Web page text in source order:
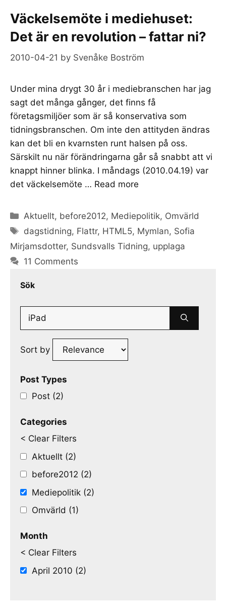
Väckelsemöte i mediehuset:
Det är en revolution – fattar ni?
2010-04-21 by Svenåke Boström
Under mina drygt 30 år i mediebranschen har jag
sagt det många gånger, det finns få
företagsmiljöer som är så konservativa som
tidningsbranschen. Om inte den attityden ändras
kan det bli en kvarnsten runt halsen på oss.
Särskilt nu när förändringarna går så snabbt att vi
knappt hinner blinka. I måndags (2010.04.19) var
det väckelsemöte … Read more
Categories
Aktuellt, before2012, Mediepolitik, Omvärld
Tags
dagstidning, Flattr, HTML5, Mymlan, Sofia
Mirjamsdotter, Sundsvalls Tidning, upplaga
11 Comments
Sök
Search
Sort by
Post Types
Post (2)
Categories
< Clear Filters
Aktuellt (2)
before2012 (2)
Mediepolitik (2)
Omvärld (1)
Month
< Clear Filters
April 2010 (2)